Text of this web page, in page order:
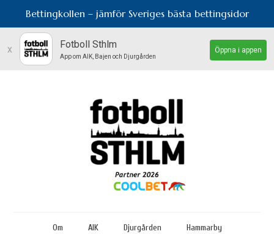
Bettingkollen – jämför Sveriges bästa bettingsidor
x Fotboll Sthlm
App om AIK, Bajen och Djurgården
Öppna i appen
Om AIK Djurgården Hammarby